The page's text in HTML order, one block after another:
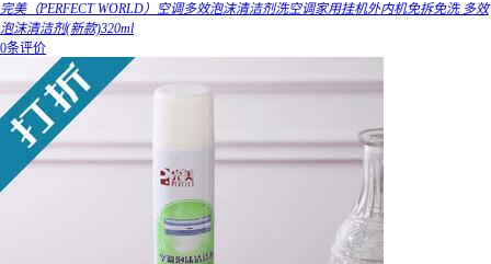
完美（PERFECT WORLD）空调多效泡沫清洁剂洗空调家用挂机外内机免拆免洗 多效
泡沫清洁剂(新款)320ml
0条评价